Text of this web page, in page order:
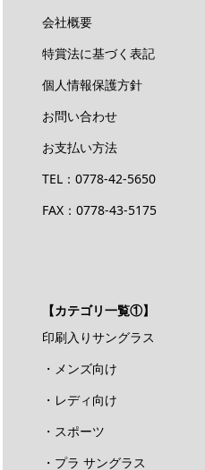
会社概要
特賞法に基づく表記
個人情報保護方針
お問い合わせ
お支払い方法
TEL：0778-42-5650
FAX：0778-43-5175
【カテゴリ一覧①】
印刷入りサングラス
・メンズ向け
・レディ向け
・スポーツ
・プラ サングラス